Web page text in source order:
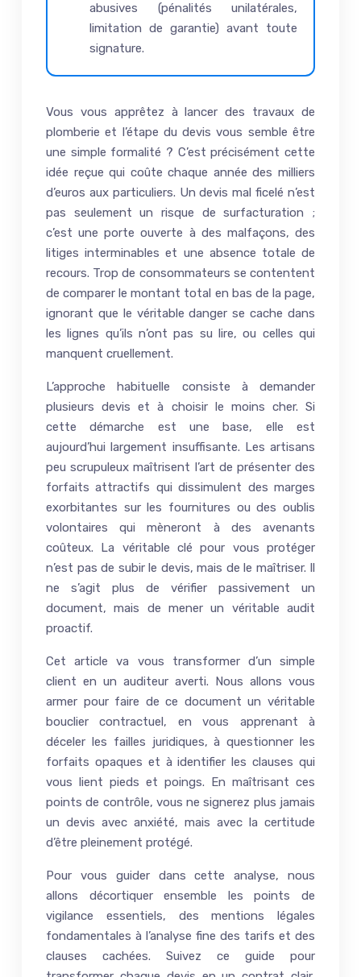
abusives (pénalités unilatérales,
limitation de garantie) avant toute
signature.
Vous vous apprêtez à lancer des travaux de
plomberie et l’étape du devis vous semble être
une simple formalité ? C’est précisément cette
idée reçue qui coûte chaque année des milliers
d’euros aux particuliers. Un devis mal ficelé n’est
pas seulement un risque de surfacturation ;
c’est une porte ouverte à des malfaçons, des
litiges interminables et une absence totale de
recours. Trop de consommateurs se contentent
de comparer le montant total en bas de la page,
ignorant que le véritable danger se cache dans
les lignes qu’ils n’ont pas su lire, ou celles qui
manquent cruellement.
L’approche habituelle consiste à demander
plusieurs devis et à choisir le moins cher. Si
cette démarche est une base, elle est
aujourd’hui largement insuffisante. Les artisans
peu scrupuleux maîtrisent l’art de présenter des
forfaits attractifs qui dissimulent des marges
exorbitantes sur les fournitures ou des oublis
volontaires qui mèneront à des avenants
coûteux. La véritable clé pour vous protéger
n’est pas de subir le devis, mais de le maîtriser. Il
ne s’agit plus de vérifier passivement un
document, mais de mener un véritable audit
proactif.
Cet article va vous transformer d’un simple
client en un auditeur averti. Nous allons vous
armer pour faire de ce document un véritable
bouclier contractuel, en vous apprenant à
déceler les failles juridiques, à questionner les
forfaits opaques et à identifier les clauses qui
vous lient pieds et poings. En maîtrisant ces
points de contrôle, vous ne signerez plus jamais
un devis avec anxiété, mais avec la certitude
d’être pleinement protégé.
Pour vous guider dans cette analyse, nous
allons décortiquer ensemble les points de
vigilance essentiels, des mentions légales
fondamentales à l’analyse fine des tarifs et des
clauses cachées. Suivez ce guide pour